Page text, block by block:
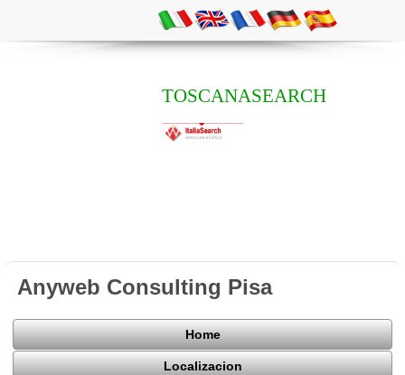
TOSCANASEARCH
Anyweb Consulting Pisa
Home
Localizacion